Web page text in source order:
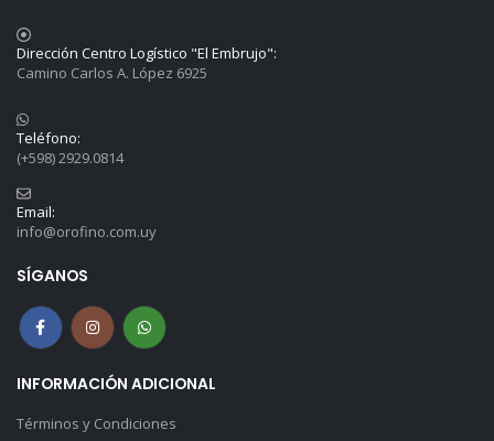
Dirección Centro Logístico "El Embrujo":
Camino Carlos A. López 6925
Teléfono:
(+598) 2929.0814
Email:
info@orofino.com.uy
SÍGANOS
INFORMACIÓN ADICIONAL
Términos y Condiciones